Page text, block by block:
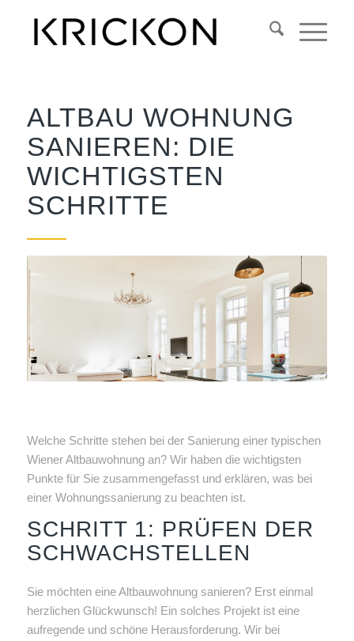
ALTBAU WOHNUNG
SANIEREN: DIE
WICHTIGSTEN
SCHRITTE
Welche Schritte stehen bei der Sanierung einer typischen
Wiener Altbauwohnung an? Wir haben die wichtigsten
Punkte für Sie zusammengefasst und erklären, was bei
einer Wohnungssanierung zu beachten ist.
SCHRITT 1: PRÜFEN DER
SCHWACHSTELLEN
Sie möchten eine Altbauwohnung sanieren? Erst einmal
herzlichen Glückwunsch! Ein solches Projekt ist eine
aufregende und schöne Herausforderung. Wir bei